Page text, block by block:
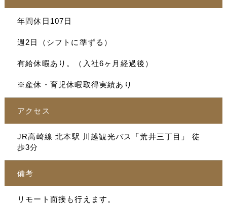
年間休日107日
週2日（シフトに準ずる）
有給休暇あり。（入社6ヶ月経過後）
※産休・育児休暇取得実績あり
アクセス
JR高崎線 北本駅 川越観光バス「荒井三丁目」 徒
歩3分
備考
リモート面接も行えます。